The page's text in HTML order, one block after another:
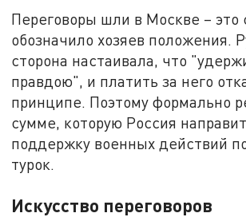
Переговоры шли в Москве – это
обозначило хозяев положения.
сторона настаивала, что
правдою", и платить за него
принципе. Поэтому формально
сумме, которую Россия
поддержку военных действий
турок.
Искусство переговоров